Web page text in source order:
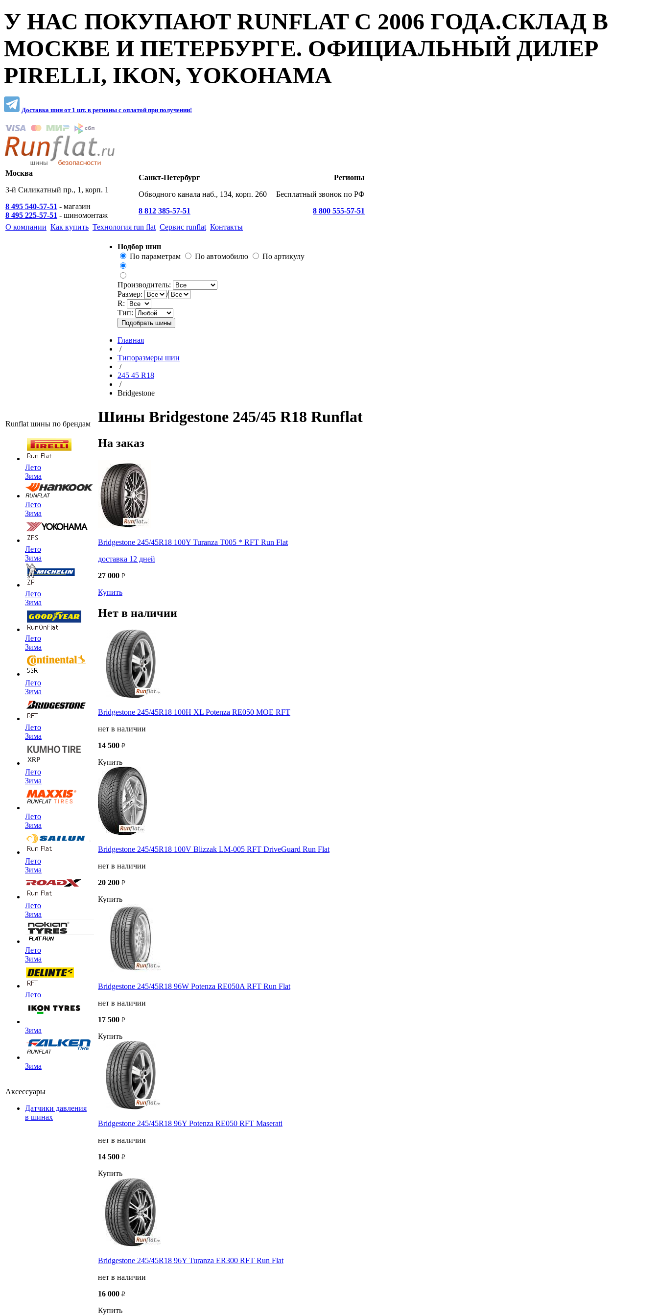
У НАС ПОКУПАЮТ RUNFLAT С 2006 ГОДА.СКЛАД В
МОСКВЕ И ПЕТЕРБУРГЕ. ОФИЦИАЛЬНЫЙ ДИЛЕР
PIRELLI, IKON, YOKOHAMA
Доставка шин от 1 шт. в регионы c оплатой при получении!
Москва
3-й Силикатный пр., 1, корп. 1
8 495 540-57-51 - магазин
8 495 225-57-51 - шиномонтаж
Санкт-Петербург
Обводного канала наб., 134, корп. 260
8 812 385-57-51
Регионы
Бесплатный звонок по РФ
8 800 555-57-51
О компании Как купить Технология run flat Сервис runflat Контакты
Runflat шины по брендам
Лето
Зима
Лето
Зима
Лето
Зима
Лето
Зима
Лето
Зима
Лето
Зима
Лето
Зима
Лето
Зима
Лето
Зима
Лето
Зима
Лето
Зима
Лето
Зима
Лето
Зима
Зима
Аксессуары
Датчики давления
в шинах
Подбор шин
По параметрам
По автомобилю По артикулу
Производитель:
Размер:
/
R:
Тип:
Главная
/
Типоразмеры шин
/
245 45 R18
/
Bridgestone
Шины Bridgestone 245/45 R18 Runflat
На заказ
Bridgestone 245/45R18 100Y Turanza T005 * RFT Run Flat
доставка 12 дней
27 000
Купить
Нет в наличии
Bridgestone 245/45R18 100H XL Potenza RE050 MOE RFT
нет в наличии
14 500
Купить
Bridgestone 245/45R18 100V Blizzak LM-005 RFT DriveGuard Run Flat
нет в наличии
20 200
Купить
Bridgestone 245/45R18 96W Potenza RE050A RFT Run Flat
нет в наличии
17 500
Купить
Bridgestone 245/45R18 96Y Potenza RE050 RFT Maserati
нет в наличии
14 500
Купить
Bridgestone 245/45R18 96Y Turanza ER300 RFT Run Flat
нет в наличии
16 000
Купить